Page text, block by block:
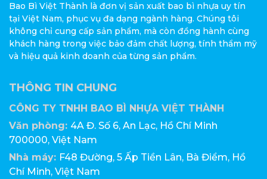
Bao Bì Việt Thành là đơn vị sản xuất bao bì nhựa uy tín
tại Việt Nam, phục vụ đa dạng ngành hàng. Chúng tôi
không chỉ cung cấp sản phẩm, mà còn đồng hành cùng
khách hàng trong việc bảo đảm chất lượng, tính thẩm mỹ
và hiệu quả kinh doanh của từng sản phẩm.
THÔNG TIN CHUNG
CÔNG TY TNHH BAO BÌ NHỰA VIỆT THÀNH
Văn phòng: 4A Đ. Số 6, An Lạc, Hồ Chí Minh
700000, Việt Nam
Nhà máy: F48 Đường, 5 Ấp Tiền Lân, Bà Điểm, Hồ
Chí Minh, Việt Nam